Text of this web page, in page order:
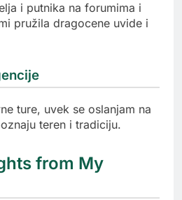
i putnika na forumima i
pružila dragocene uvide i
ture, uvek se oslanjam na
teren i tradiciju.
from My